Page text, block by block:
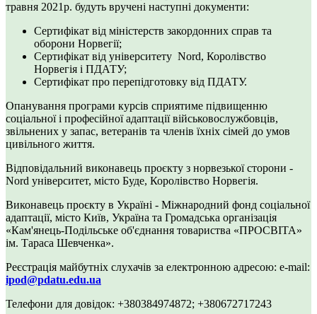
травня 2021р. будуть вручені наступні документи:
Сертифікат від міністерств закордонних справ та
оборони Норвегії;
Сертифікат від університету Nord, Королівство
Норвегія і ПДАТУ;
Сертифікат про перепідготовку від ПДАТУ.
Опанування програми курсів сприятиме підвищенню
соціальної і професійної адаптації військовослужбовців,
звільнених у запас, ветеранів та членів їхніх сімей до умов
цивільного життя.
Відповідальний виконавець проєкту з норвезької сторони -
Nord університет, місто Буде, Королівство Норвегія.
Виконавець проєкту в Україні - Міжнародний фонд соціальної
адаптації, місто Київ, Україна та Громадська організація
«Кам'янець-Подільське об'єднання товариства «ПРОСВІТА»
ім. Тараса Шевченка».
Реєстрація майбутніх слухачів за електронною адресою: е-mail:
ipod@pdatu.edu.ua
Телефони для довідок: +380384974872; +380672717243